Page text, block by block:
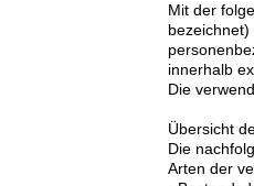
Mit der
innerhalb
Die
Übersicht
Die
Arten der